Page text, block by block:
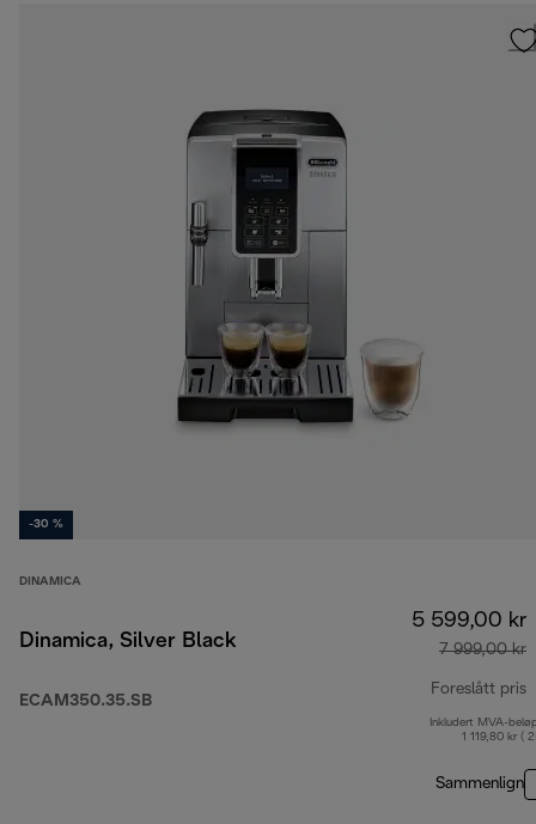
-30 %
DINAMICA
Dinamica, Silver Black
ECAM350.35.SB
5 599,00 kr
7 999,00 kr
Foreslått pris
Inkludert MVA-
1 119,80 kr (
Sammenlign